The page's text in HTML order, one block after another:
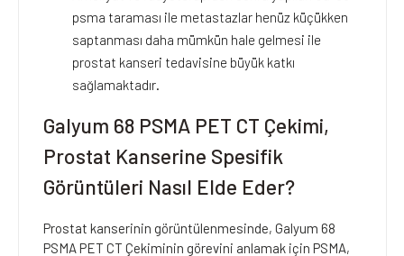
psma taraması ile metastazlar henüz küçükken
saptanması daha mümkün hale gelmesi ile
prostat kanseri tedavisine büyük katkı
sağlamaktadır.
Galyum 68 PSMA PET CT Çekimi,
Prostat Kanserine Spesifik
Görüntüleri Nasıl Elde Eder?
Prostat kanserinin görüntülenmesinde, Galyum 68
PSMA PET CT Çekiminin görevini anlamak için PSMA,